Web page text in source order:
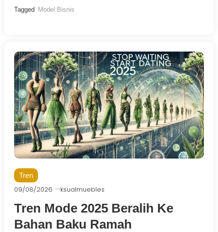
Tagged Model Bisnis
Tren
09/08/2026 ksualmuebles
Tren Mode 2025 Beralih Ke
Bahan Baku Ramah